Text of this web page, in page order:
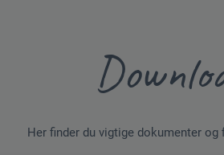
Her finder du vigtige dokumenter